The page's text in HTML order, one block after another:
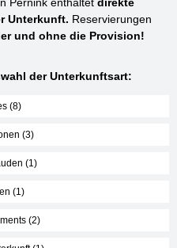
Unterkunft. Reservierungen
und ohne die Provision!
der Unterkunftsart:
(8)
(3)
(1)
(1)
(2)